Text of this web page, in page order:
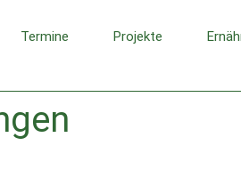
Termine Projekte